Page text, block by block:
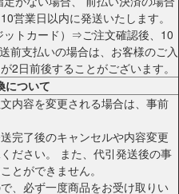
営業日以内に発送いたします。
ットカード）⇒ご注文確認後、10
前支払いの場合は、お客様のご入
2日前後することがございます。
について
内容を変更される場合は、事前
完了後のキャンセルや内容変更
ださい。 また、代引発送後の事
とができません。
、必ず一度商品をお受け取りい